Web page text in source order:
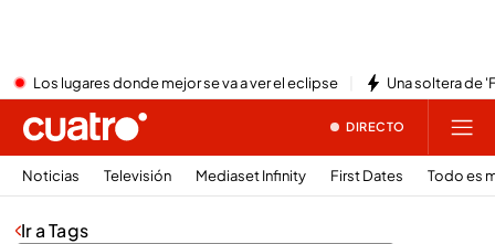
Los lugares donde mejor se va a ver el eclipse Una soltera de
DIRECTO
Noticias Televisión Mediaset Infinity First Dates Todo es
Ir a Tags